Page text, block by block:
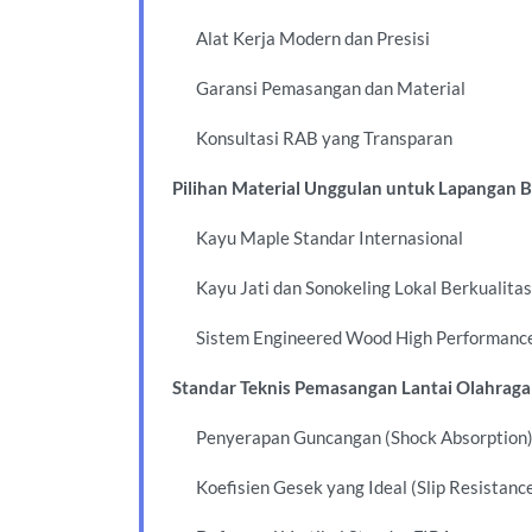
Alat Kerja Modern dan Presisi
Garansi Pemasangan dan Material
Konsultasi RAB yang Transparan
Pilihan Material Unggulan untuk Lapangan
Kayu Maple Standar Internasional
Kayu Jati dan Sonokeling Lokal Berkualitas
Sistem Engineered Wood High
Standar Teknis Pemasangan Lantai Olahraga
Penyerapan Guncangan (Shock Absorption)
Koefisien Gesek yang Ideal (Slip